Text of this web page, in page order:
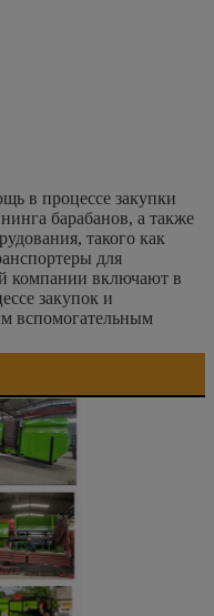
в процессе закупки
барабанов, а также
такого как
для
компании включают в
закупок и
вспомогательным